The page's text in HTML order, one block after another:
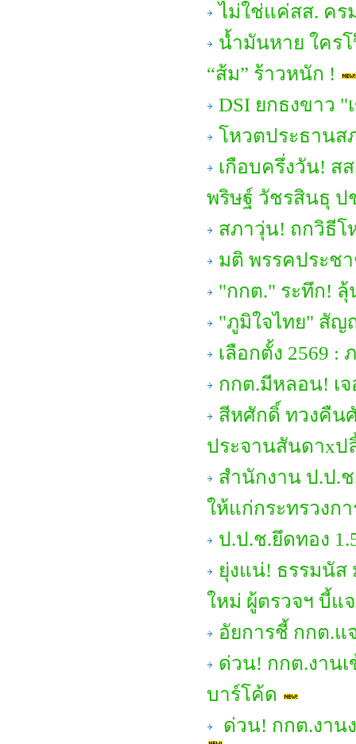
ไม่ใช่แค่สส. ค
น้ำมันหาย ใคร
“ส้ม” ร้าวหนัก !
DSI ยกธงขาว "
โหวตประธานส
เกือบครึ่งวัน! ส
พริษฐ์ วัชรสินธุ ป
สภาวุ่น! ถกวิธีโ
มติ พรรคประช
"กกต." ระทึก!
"ภูมิใจไทย" สัญ
เลือกตั้ง 2569 :
กกต.มีหลอน! เ
สีหศักดิ์ ทวงคืน
ประจานสันดาx
สำนักงาน ป.ป.
ให้แก่กระทรวงก
ป.ป.ช.ยึดทอง
ยุ่งแน่! ธรรมนัส
ใหม่ ผู้ตรวจฯ บี้แ
อัยการชี้ กกต.แ
ด่วน! กกต.งาน
บาร์โค้ด
ด่วน! กกต.งาน